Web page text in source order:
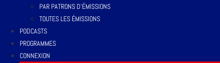
PAR PATRONS D’ÉMISSIONS
TOUTES LES ÉMISSIONS
PODCASTS
PROGRAMMES
CONNEXION